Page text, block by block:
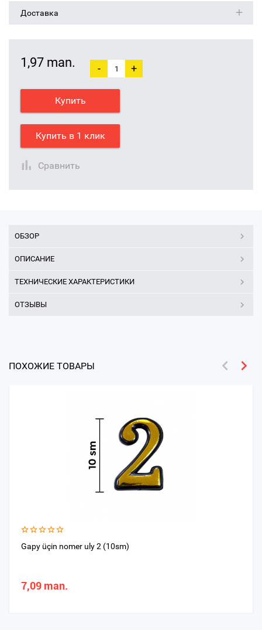
Доставка
1,97 man. - +
Купить
Купить в 1 клик
Сравнить
ОБЗОР
ОПИСАНИЕ
ТЕХНИЧЕСКИЕ ХАРАКТЕРИСТИКИ
ОТЗЫВЫ
ПОХОЖИЕ ТОВАРЫ
Gapy üçin nomer uly 2 (10sm)
7,09 man.